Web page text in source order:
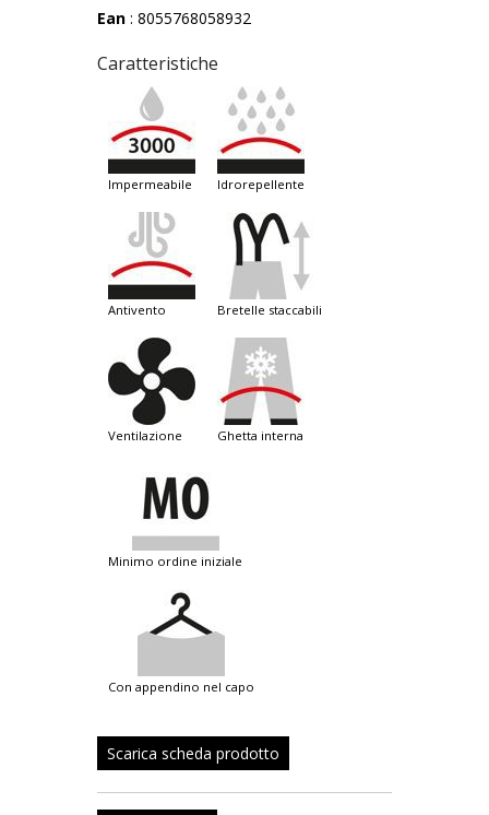
Ean : 8055768058932
Caratteristiche
impermeabile idrorepellente
antivento bretelle staccabili
ventilazione ghetta interna
minimo ordine iniziale
con appendino nel capo
Scarica scheda prodotto